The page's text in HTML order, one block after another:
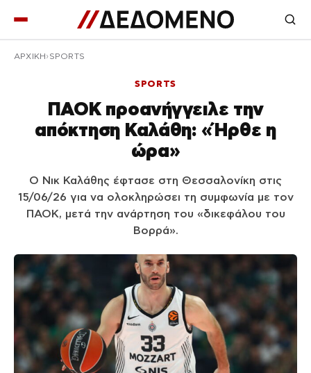
ΑΡΧΙΚΉ SPORTS
SPORTS
ΠΑΟΚ προανήγγειλε την
απόκτηση Καλάθη: «Ήρθε η
ώρα»
Ο Νικ Καλάθης έφτασε στη Θεσσαλονίκη στις
15/06/26 για να ολοκληρώσει τη συμφωνία με τον
ΠΑΟΚ, μετά την ανάρτηση του «δικεφάλου του
Βορρά».